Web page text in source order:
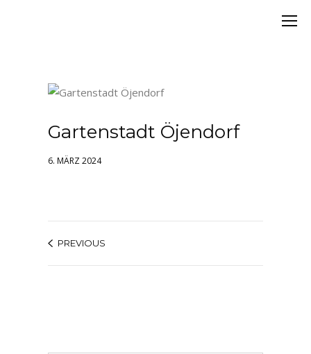
Gartenstadt Öjendorf
6. MÄRZ 2024
PREVIOUS